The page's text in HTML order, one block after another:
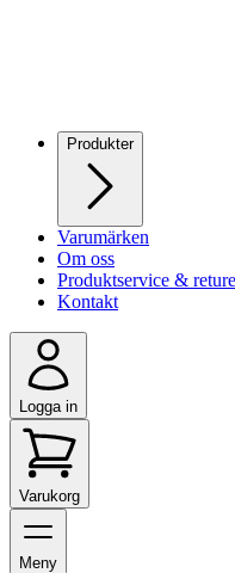
Produkter
Varumärken
Om oss
Produktservice &
Kontakt
Logga in
Varukorg
Meny